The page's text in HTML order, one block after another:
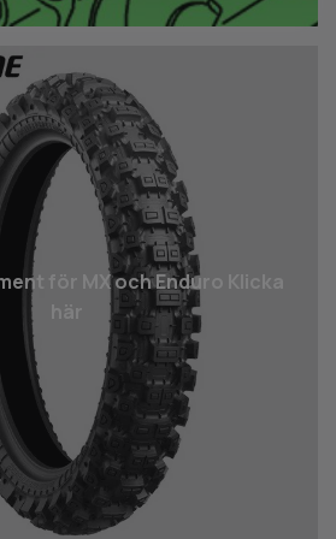
för MX och Enduro Klicka